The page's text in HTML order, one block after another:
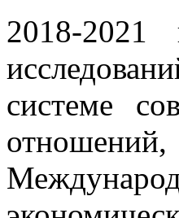
2018-2021
системе